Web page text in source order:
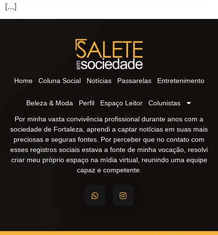
[…]
Home Coluna Social Notícias Passarelas Entretenimento
Beleza & Moda Perfil Espaço Leitor Colunistas
Por minha vasta convivência profissional durante anos com a
sociedade de Fortaleza, aprendi a captar notícias em suas mais
preciosas e seguras fontes. Por perceber que no contato com
esses registros sociais estava a fonte de minha vocação, resolvi
criar meu próprio espaço na mídia virtual, reunindo uma equipe
capaz e competente.